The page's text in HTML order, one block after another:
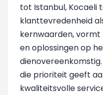
tot Istanbul, Kocaeli
klanttevredenheid
kernwaarden, vormt
en oplossingen op
die prioriteit geeft
kwaliteitsvolle